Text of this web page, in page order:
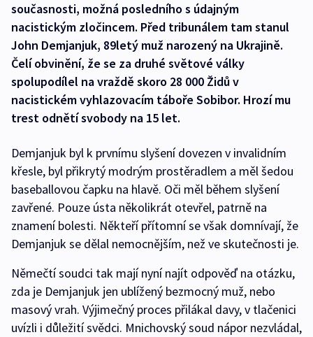
současnosti, možná posledního s údajným
nacistickým zločincem. Před tribunálem tam stanul
John Demjanjuk, 89letý muž narozený na Ukrajině.
Čelí obvinění, že se za druhé světové války
spolupodílel na vraždě skoro 28 000 Židů v
nacistickém vyhlazovacím táboře Sobibor. Hrozí mu
trest odnětí svobody na 15 let.
Demjanjuk byl k prvnímu slyšení dovezen v invalidním
křesle, byl přikrytý modrým prostěradlem a měl šedou
baseballovou čapku na hlavě. Oči měl během slyšení
zavřené. Pouze ústa několikrát otevřel, patrně na
znamení bolesti. Někteří přítomní se však domnívají, že
Demjanjuk se dělal nemocnějším, než ve skutečnosti je.
Němečtí soudci tak mají nyní najít odpověď na otázku,
zda je Demjanjuk jen ublížený bezmocný muž, nebo
masový vrah. Výjimečný proces přilákal davy, v tlačenici
uvízli i důležití svědci. Mnichovský soud nápor nezvládal,